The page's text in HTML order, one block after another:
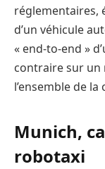
réglementaires,
d’un véhicule
« end-to-end »
contraire sur un
l’ensemble de
Munich,
robotaxi